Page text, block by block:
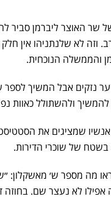
האוצר ליברמן סביר
וזה לא שלנתניהו אין
והממשלה הנוכחית.
נזקים אבל המשיך
להמשיך ולהשתולל כאוות
שמציגים את
של שוכרי הדירות.